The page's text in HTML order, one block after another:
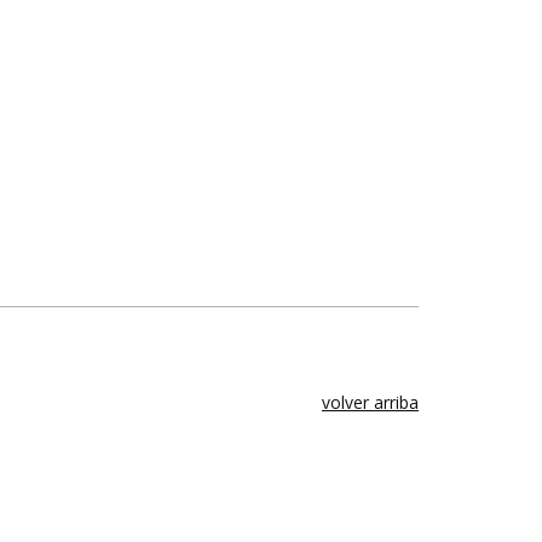
volver arriba